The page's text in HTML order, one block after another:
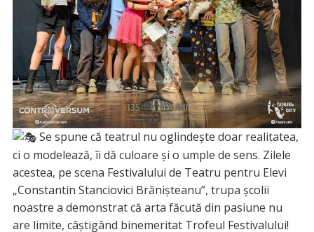
Se spune că teatrul nu oglindește doar realitatea,
ci o modelează, îi dă culoare și o umple de sens. Zilele
acestea, pe scena Festivalului de Teatru pentru Elevi
„Constantin Stanciovici Brănișteanu”, trupa școlii
noastre a demonstrat că arta făcută din pasiune nu
are limite, câștigând binemeritat Trofeul Festivalului!